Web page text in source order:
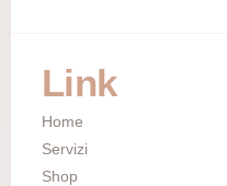
Link
Home
Servizi
Shop